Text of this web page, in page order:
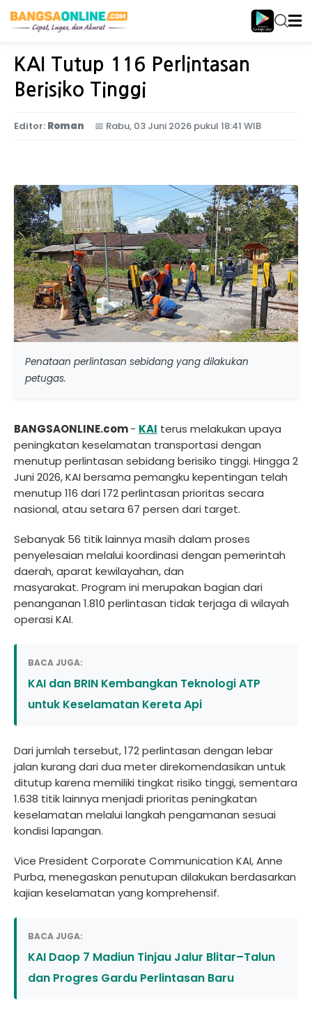
Home Nasional
KAI Tutup 116 Perlintasan
Berisiko Tinggi
Editor: Roman 📅 Rabu, 03 Juni 2026 pukul 18:41 WIB
Penataan perlintasan sebidang yang dilakukan
petugas.
BANGSAONLINE.com- KAI terus melakukan upaya
peningkatan keselamatan transportasi dengan
menutup perlintasan sebidang berisiko tinggi. Hingga 2
Juni 2026, KAI bersama pemangku kepentingan telah
menutup 116 dari 172 perlintasan prioritas secara
nasional, atau setara 67 persen dari target.
Sebanyak 56 titik lainnya masih dalam proses
penyelesaian melalui koordinasi dengan pemerintah
daerah, aparat kewilayahan, dan
masyarakat. Program ini merupakan bagian dari
penanganan 1.810 perlintasan tidak terjaga di wilayah
operasi KAI.
BACA JUGA:
KAI dan BRIN Kembangkan Teknologi ATP
untuk Keselamatan Kereta Api
Dari jumlah tersebut, 172 perlintasan dengan lebar
jalan kurang dari dua meter direkomendasikan untuk
ditutup karena memiliki tingkat risiko tinggi, sementara
1.638 titik lainnya menjadi prioritas peningkatan
keselamatan melalui langkah pengamanan sesuai
kondisi lapangan.
Vice President Corporate Communication KAI, Anne
Purba, menegaskan penutupan dilakukan berdasarkan
kajian keselamatan yang komprehensif.
BACA JUGA:
KAI Daop 7 Madiun Tinjau Jalur Blitar–Talun
dan Progres Gardu Perlintasan Baru